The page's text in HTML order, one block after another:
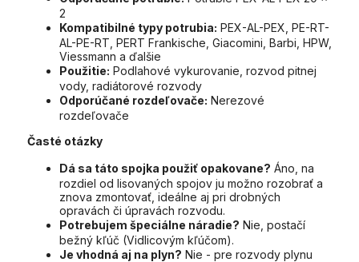
2
Kompatibilné typy potrubia: PEX-AL-PEX, PE-RT-
AL-PE-RT, PERT Frankische, Giacomini, Barbi, HPW,
Viessmann a ďalšie
Použitie: Podlahové vykurovanie, rozvod pitnej
vody, radiátorové rozvody
Odporúčané rozdeľovače: Nerezové
rozdeľovače
Časté otázky
Dá sa táto spojka použiť opakovane? Áno, na
rozdiel od lisovaných spojov ju možno rozobrať a
znova zmontovať, ideálne aj pri drobných
opravách či úpravách rozvodu.
Potrebujem špeciálne náradie? Nie, postačí
bežný kľúč (Vidlicovým kľúčom).
Je vhodná aj na plyn? Nie - pre rozvody plynu